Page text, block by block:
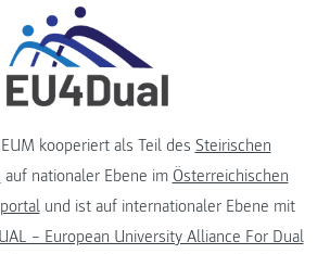
kooperiert als Teil des Steirischen
auf nationaler Ebene im Österreichischen
und ist auf internationaler Ebene mit
– European University Alliance For Dual